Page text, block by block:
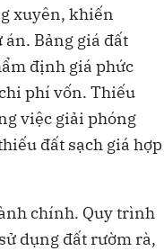
xuyên, khiến
Bảng giá đất
định giá phức
phí vốn. Thiếu
việc giải phóng
đất sạch giá hợp
chính. Quy trình
dụng đất rườm rà,